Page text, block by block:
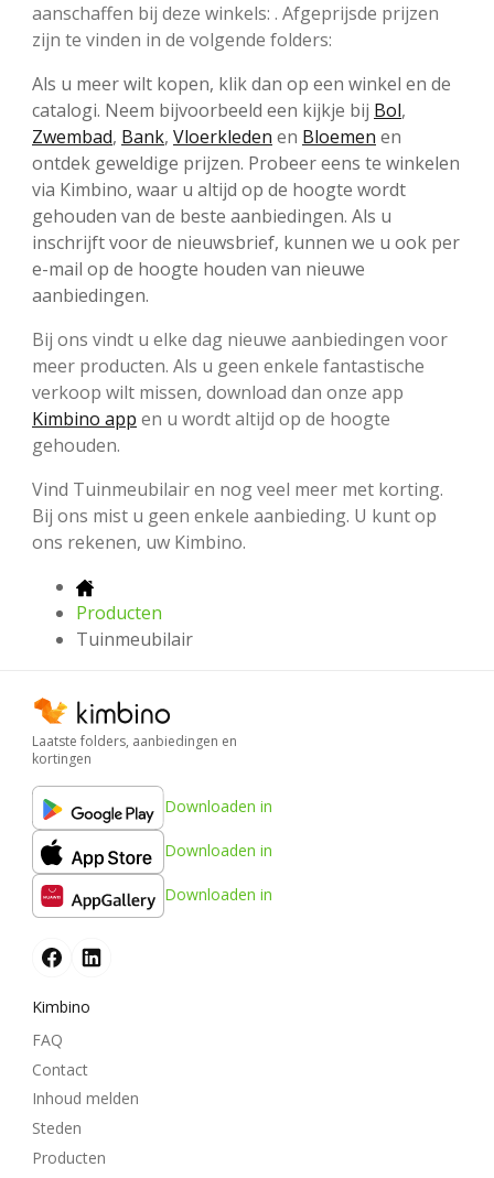
aanschaffen bij deze winkels: . Afgeprijsde prijzen
zijn te vinden in de volgende folders:
Als u meer wilt kopen, klik dan op een winkel en de
catalogi. Neem bijvoorbeeld een kijkje bij Bol,
Zwembad, Bank, Vloerkleden en Bloemen en
ontdek geweldige prijzen. Probeer eens te winkelen
via Kimbino, waar u altijd op de hoogte wordt
gehouden van de beste aanbiedingen. Als u
inschrijft voor de nieuwsbrief, kunnen we u ook per
e-mail op de hoogte houden van nieuwe
aanbiedingen.
Bij ons vindt u elke dag nieuwe aanbiedingen voor
meer producten. Als u geen enkele fantastische
verkoop wilt missen, download dan onze app
Kimbino app en u wordt altijd op de hoogte
gehouden.
Vind Tuinmeubilair en nog veel meer met korting.
Bij ons mist u geen enkele aanbieding. U kunt op
ons rekenen, uw Kimbino.
Producten
Tuinmeubilair
Laatste folders, aanbiedingen en
kortingen
Downloaden in
Downloaden in
Downloaden in
Kimbino
FAQ
Contact
Inhoud melden
Steden
Producten